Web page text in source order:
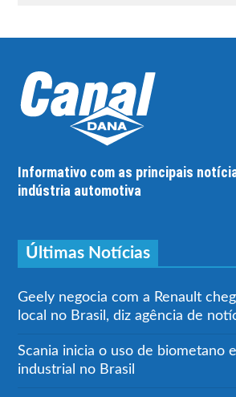
Informativo com as principais
indústria automotiva
Últimas Notícias
Geely negocia com a Renault
local no Brasil, diz agência de
Scania inicia o uso de biometano
industrial no Brasil